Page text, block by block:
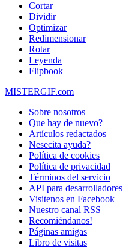
Cortar
Dividir
Optimizar
Redimensionar
Rotar
Leyenda
Flipbook
MISTERGIF.com
Sobre nosotros
Que hay de nuevo?
Artículos redactados
Nesecita ayuda?
Política de cookies
Política de privacidad
Términos del servicio
API para desarrolladores
Visitenos en Facebook
Nuestro canal RSS
Recomiéndanos!
Páginas amigas
Libro de visitas